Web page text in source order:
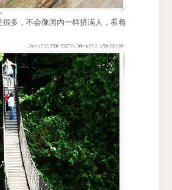
很多，不会像国内一样挤满人，看着